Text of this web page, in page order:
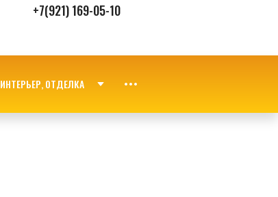
+7(921) 169-05-10
ИНТЕРЬЕР, ОТДЕЛКА